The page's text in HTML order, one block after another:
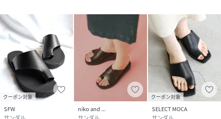
※商品画像は、光の当たり具合やパソコンなどの閲覧環境に
より、実際の色味と異なって見える場合がございます。予め
ご了承ください。
※商品の色味の目安は、商品単体の画像をご参照ください。
▼お気に入り登録のおすすめ▼
お気に入り登録された商品は、マイページにて現在の価格情
報や在庫状況の確認が可能です。
クーポン対象
SFW
niko and ...
クーポン対象
SELECT MOCA